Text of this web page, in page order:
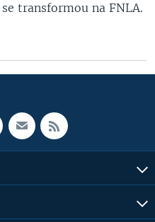
transformou na FNLA.